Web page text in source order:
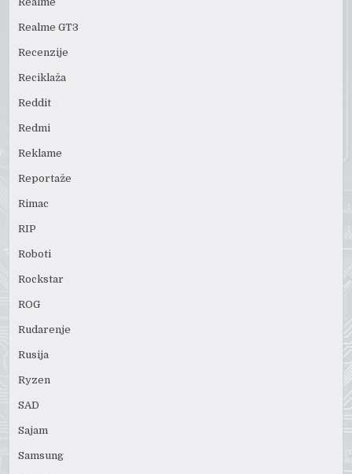
Realme GT3
Recenzije
Reciklaža
Reddit
Redmi
Reklame
Reportaže
Rimac
RIP
Roboti
Rockstar
ROG
Rudarenje
Rusija
Ryzen
SAD
Sajam
Samsung